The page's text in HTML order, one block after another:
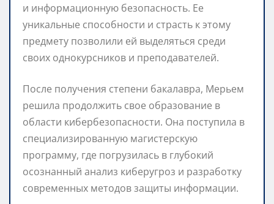
и информационную безопасность. Ее
уникальные способности и страсть к этому
предмету позволили ей выделяться среди
своих однокурсников и преподавателей.
После получения степени бакалавра, Мерьем
решила продолжить свое образование в
области кибербезопасности. Она поступила в
специализированную магистерскую
программу, где погрузилась в глубокий
осознанный анализ киберугроз и разработку
современных методов защиты информации.